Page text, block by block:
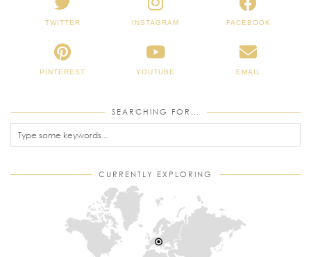
TWITTER INSTAGRAM FACEBOOK
PINTEREST YOUTUBE EMAIL
SEARCHING FOR…
CURRENTLY EXPLORING